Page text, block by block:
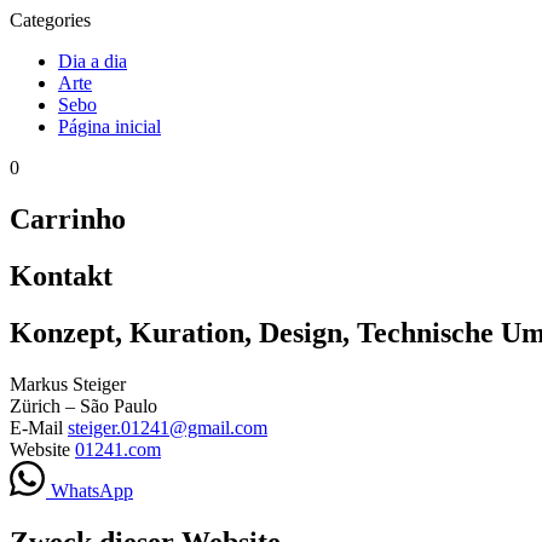
Categories
Dia a dia
Arte
Sebo
Página inicial
0
Carrinho
Kontakt
Konzept, Kuration, Design, Technische
Markus Steiger
Zürich – São Paulo
E-Mail steiger.01241@gmail.com
Website 01241.com
WhatsApp